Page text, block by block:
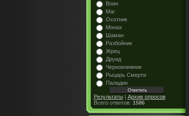
Воин
Маг
Охотник
Монах
Шаман
Разбойник
Жрец
Друид
Чернокнижник
Рыцарь Смерти
Паладин
Результаты| Архив опросов
Всего ответов: 1586